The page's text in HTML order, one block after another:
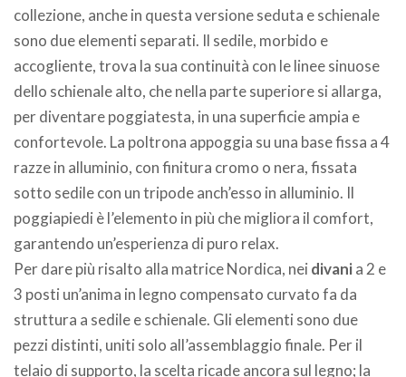
collezione, anche in questa versione seduta e schienale
sono due elementi separati. Il sedile, morbido e
accogliente, trova la sua continuità con le linee sinuose
dello schienale alto, che nella parte superiore si allarga,
per diventare poggiatesta, in una superficie ampia e
confortevole. La poltrona appoggia su una base fissa a 4
razze in alluminio, con finitura cromo o nera, fissata
sotto sedile con un tripode anch’esso in alluminio. Il
poggiapiedi è l’elemento in più che migliora il comfort,
garantendo un’esperienza di puro relax.
Per dare più risalto alla matrice Nordica, nei divania 2 e
3 posti un’anima in legno compensato curvato fa da
struttura a sedile e schienale. Gli elementi sono due
pezzi distinti, uniti solo all’assemblaggio finale. Per il
telaio di supporto, la scelta ricade ancora sul legno; la